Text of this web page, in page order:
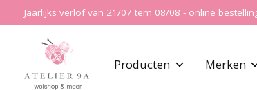
Jaarlijks verlof van 21/07 tem 08/08 - online
Producten Merken